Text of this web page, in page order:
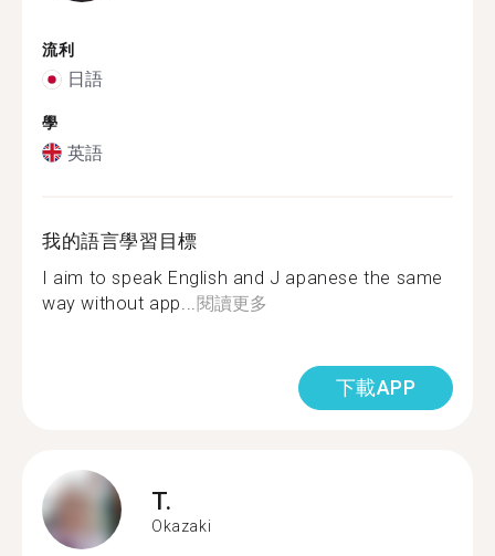
流利
日語
學
英語
我的語言學習目標
I aim to speak English and J apanese the same
way without app... 閱讀更多
下載APP
T.
Okazaki